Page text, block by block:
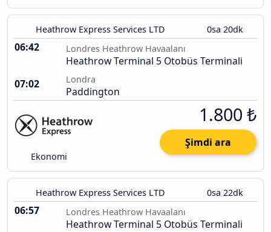
Heathrow Express Services LTD 0sa 20dk
06:42 Londres Heathrow Havaalanı
Heathrow Terminal 5 Otobüs Terminali
07:02
Londra
Paddington
Ekonomi
1.800 ₺
Şimdi ara
Heathrow Express Services LTD 0sa 22dk
06:57 Londres Heathrow Havaalanı
Heathrow Terminal 5 Otobüs Terminali